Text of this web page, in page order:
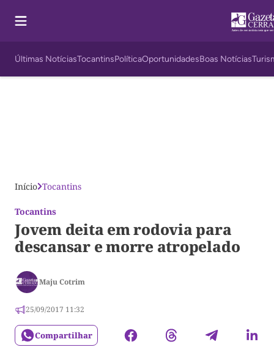
Últimas NotíciasTocantinsPolíticaOportunidadesBoas Notícias
Início Tocantins
Tocantins
Jovem deita em rodovia para
descansar e morre atropelado
Maju Cotrim
25/09/2017 11:32
Compartilhar